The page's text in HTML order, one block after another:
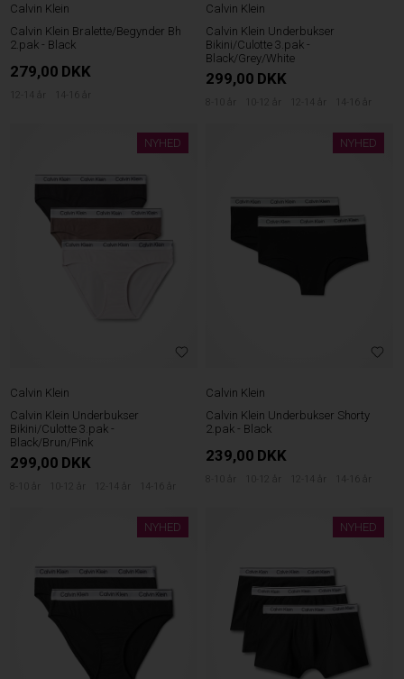
Calvin Klein
Calvin Klein Bralette/Begynder Bh
2.pak - Black
279,00 DKK
12-14 år 14-16 år
Calvin Klein
Calvin Klein Underbukser
Bikini/Culotte 3.pak -
Black/Grey/White
299,00 DKK
8-10 år 10-12 år 12-14 år 14-16 år
NYHED
Calvin Klein
Calvin Klein Underbukser
Bikini/Culotte 3.pak -
Black/Brun/Pink
299,00 DKK
8-10 år 10-12 år 12-14 år 14-16 år
NYHED
Calvin Klein
Calvin Klein Underbukser Shorty
2.pak - Black
239,00 DKK
8-10 år 10-12 år 12-14 år 14-16 år
NYHED NYHED